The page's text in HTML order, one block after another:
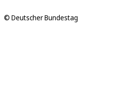
© Deutscher Bundestag